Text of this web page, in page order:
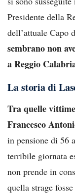
Presidente della
dell’attuale Capo
sembrano non
a Reggio
La storia di
Tra quelle
Francesco
in pensione di 56
terribile giornata
non prende in
quella strage